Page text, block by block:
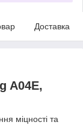
Доставка
A04E,
міцності та